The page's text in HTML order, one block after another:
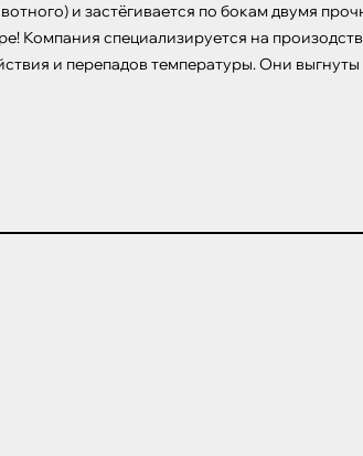
и застёгивается по бокам двумя
Компания специализируется на
и перепадов температуры. Они выгнуты